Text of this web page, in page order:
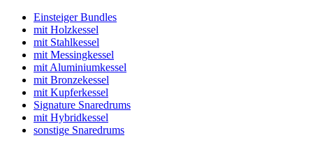
Einsteiger Bundles
mit Holzkessel
mit Stahlkessel
mit Messingkessel
mit Aluminiumkessel
mit Bronzekessel
mit Kupferkessel
Signature Snaredrums
mit Hybridkessel
sonstige Snaredrums